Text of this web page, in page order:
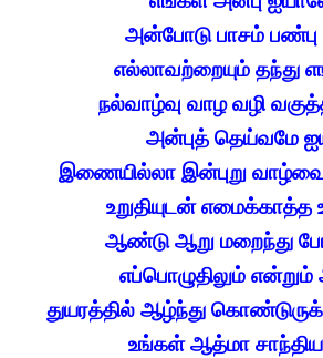
அன்போடு பாசம் பண்பு
எல்லாவற்றையும் தந்து
நல்வாழ்வு வாழ வழி
அன்புத் தெய்வமே
இணையில்லா இன்புறு வாழ்வை
உறுதியுடன் எமைக்காத்த
ஆண்டு ஆறு மறைந்து
எப்பொழுதிலும்
துயரத்தில் ஆழ்ந்து
உங்கள் ஆத்மா